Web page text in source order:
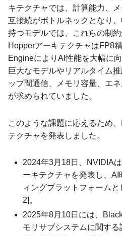
キテクチャでは、計算能力、
互接続がボトルネックとなり
持つモデルでは、これらの制
HopperアーキテクチャはFP8
EngineによりAI性能を大幅に
巨大なモデルやリアルタイム
ップ間通信、メモリ容量、エ
が求められていました。
このような課題に応えるため
テクチャを発表しました。
2024年3月18日、NVIDIA
ーキテクチャを発表し、
ィングプラットフォーム
2]。
2025年8月10日には、
モリサブシステムに関す